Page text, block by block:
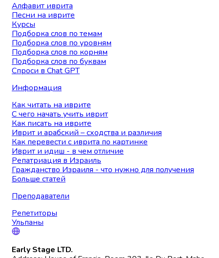
Алфавит иврита
Песни на иврите
Курсы
Подборка слов по темам
Подборка слов по уровням
Подборка слов по корням
Подборка слов по буквам
Спроси в Chat GPT
Информация
Как читать на иврите
С чего начать учить иврит
Как писать на иврите
Иврит и арабский – сходства и различия
Как перевести с иврита по картинке
Иврит и идиш - в чем отличие
Репатриация в Израиль
Гражданство Израиля - что нужно для получения
Больше статей
Преподаватели
Репетиторы
Ульпаны
Early Stage LTD.